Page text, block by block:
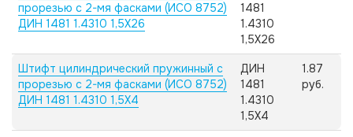
прорезью с 2-мя фасками (ИСО 8752)
ДИН 1481 1.4310 1,5X26
1481
1.4310
1,5X26
Штифт цилиндрический пружинный с
прорезью с 2-мя фасками (ИСО 8752)
ДИН 1481 1.4310 1,5X4
ДИН
1481
1.4310
1,5X4
1.87
руб.